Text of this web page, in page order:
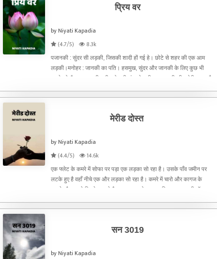
प्रिय वर
by Niyati Kapadia
(4.7/5)
8.3k
पजानकी : सुंदर सी लड़की, जिसकी शादी हों गई हे। छोटे से शहर की एक आम
लड़की।मनोहर : जानकी का पति। हसमुख, सुंदर और जानकी के लिए कुछ भी
करने को तैयार। उसकी हसी बहोत ही सुंदर हे। गीता : जानकी की चचेरी बहन और
मेरीड दोस्त
by Niyati Kapadia
(4.4/5)
14.6k
एक फ्लेट के कमरे में सोफा पर पड़ा एक लड़का सो रहा है। उसके पाँव जमीन पर
लटके हुए है वहाँ नीचे एक और लड़का सो रहा है। कमरे में चारो और कागज के
टुकड़े और कपड़े बिखरे हुए पड़े है। कल रात को आए हुए पिज्जा का खाली बॉक्स
सन 3019
by Niyati Kapadia